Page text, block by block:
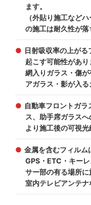
ます。
（外貼り施工など
の施工は耐久性が落
日射吸収率の上が
起こす可能性があり
網入りガラス・傷
アガラス・影が入る
自動車フロントガ
ス、助手席ガラス
より施工後の可視光
金属を含むフィルム
GPS・ETC・キー
サー部の有る場所に
室内テレビアンテナ